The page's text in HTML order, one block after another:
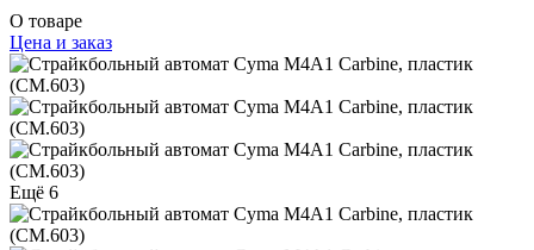
О товаре
Цена и заказ
Ещё 6